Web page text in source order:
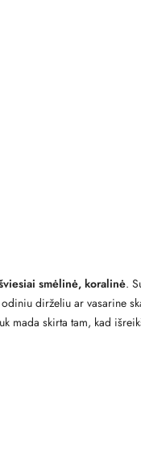
smėlinė, koralinė.
dirželiu ar vasarine
mada skirta tam, kad